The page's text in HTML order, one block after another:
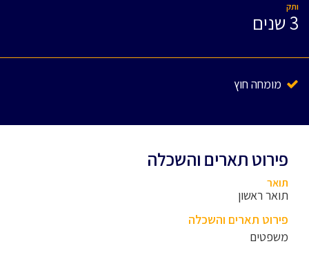
ותק
3 שנים
מומחה חוץ
פירוט תארים והשכלה
תואר
תואר ראשון
פירוט תארים והשכלה
משפטים